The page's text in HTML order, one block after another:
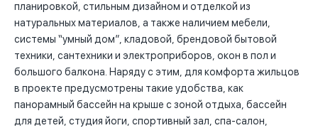
планировкой, стильным дизайном и отделкой из
натуральных материалов, а также наличием мебели,
системы “умный дом”, кладовой, брендовой бытовой
техники, сантехники и электроприборов, окон в пол и
большого балкона. Наряду с этим, для комфорта жильцов
в проекте предусмотрены такие удобства, как
панорамный бассейн на крыше с зоной отдыха, бассейн
для детей, студия йоги, спортивный зал, спа-салон,